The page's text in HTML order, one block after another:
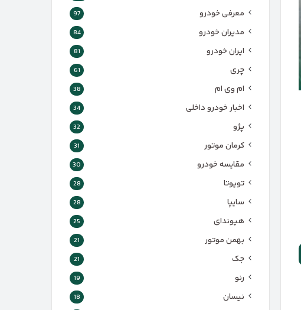
معرفی خودرو 97
مدیران خودرو 84
ایران خودرو 81
چری 61
ام وی ام 38
اخبار خودرو داخلی 34
پژو 32
کرمان موتور 31
مقایسه خودرو 30
تویوتا 28
سایپا 28
هیوندای 25
بهمن موتور 21
جک 21
رنو 19
نیسان 18